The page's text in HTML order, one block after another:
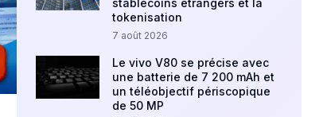
stablecoins étrangers et la
tokenisation
7 août 2026
Le vivo V80 se précise avec
une batterie de 7 200 mAh et
un téléobjectif périscopique
de 50 MP